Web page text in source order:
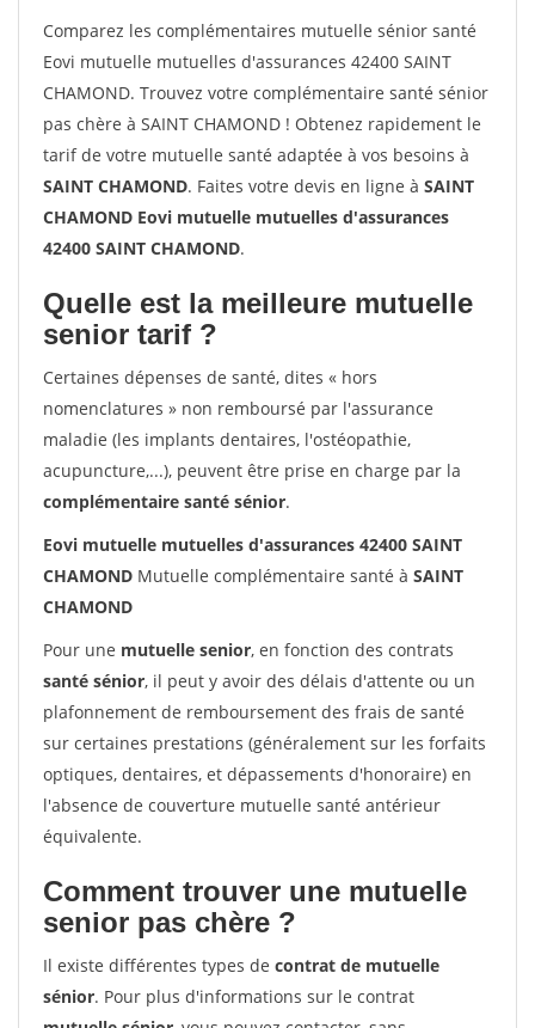
Comparez les complémentaires mutuelle sénior santé
Eovi mutuelle mutuelles d'assurances 42400 SAINT
CHAMOND. Trouvez votre complémentaire santé sénior
pas chère à SAINT CHAMOND ! Obtenez rapidement le
tarif de votre mutuelle santé adaptée à vos besoins à
SAINT CHAMOND. Faites votre devis en ligne à SAINT
CHAMOND Eovi mutuelle mutuelles d'assurances
42400 SAINT CHAMOND.
Quelle est la meilleure mutuelle
senior tarif ?
Certaines dépenses de santé, dites « hors
nomenclatures » non remboursé par l'assurance
maladie (les implants dentaires, l'ostéopathie,
acupuncture,...), peuvent être prise en charge par la
complémentaire santé sénior.
Eovi mutuelle mutuelles d'assurances 42400 SAINT
CHAMOND Mutuelle complémentaire santé à SAINT
CHAMOND
Pour une mutuelle senior, en fonction des contrats
santé sénior, il peut y avoir des délais d'attente ou un
plafonnement de remboursement des frais de santé
sur certaines prestations (généralement sur les forfaits
optiques, dentaires, et dépassements d'honoraire) en
l'absence de couverture mutuelle santé antérieur
équivalente.
Comment trouver une mutuelle
senior pas chère ?
Il existe différentes types de contrat de mutuelle
sénior. Pour plus d'informations sur le contrat